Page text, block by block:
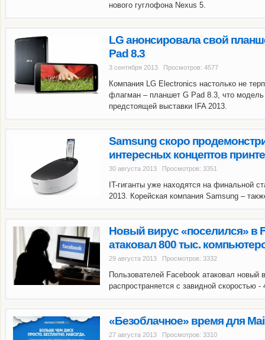
нового гуглофона Nexus 5.
LG анонсировала свой
Pad 8.3
3 сентября 2013 Просмотров: 4577
Компания LG Electronics настолько не
флагман – планшет G Pad 8.3, что
предстоящей выставки IFA 2013.
Samsung скоро
интересных концептов
30 августа 2013 Просмотров: 3351
IT-гиганты уже находятся на финальной
2013. Корейская компания Samsung –
Новый вирус «поселился» в
атаковал 800 тыс.
29 августа 2013 Просмотров: 3332
Пользователей Facebook атаковал новый
распространяется с завидной скоростью -
«Безоблачное» время для
27 августа 2013 Просмотров: 3310